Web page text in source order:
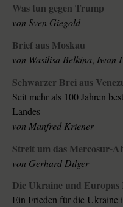
Was tun gegen Trump
von Sven Giegold
Brief aus Moskau
von Wasilisa Belkina, Iwan
Schwarzer Brei aus
Seit mehr als 100 Jahren bestimmt Erdöl das
Landes
von Manfred Kriener
Streit um das
von Gerhard Dilger
Die Ukraine und
Ein Frieden für die Ukraine